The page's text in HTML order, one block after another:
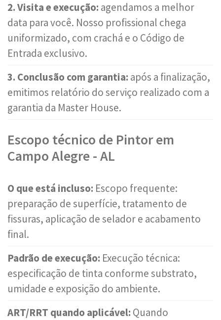
2. Visita e execução: agendamos a melhor
data para você. Nosso profissional chega
uniformizado, com crachá e o Código de
Entrada exclusivo.
3. Conclusão com garantia: após a finalização,
emitimos relatório do serviço realizado com a
garantia da Master House.
Escopo técnico de Pintor em
Campo Alegre - AL
O que está incluso: Escopo frequente:
preparação de superfície, tratamento de
fissuras, aplicação de selador e acabamento
final.
Padrão de execução: Execução técnica:
especificação de tinta conforme substrato,
umidade e exposição do ambiente.
ART/RRT quando aplicável: Quando